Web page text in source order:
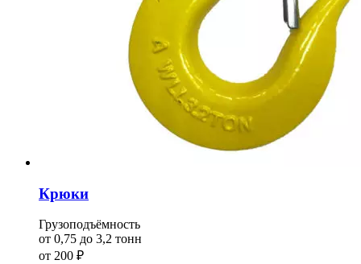
Крюки
Грузоподъёмность
от 0,75 до 3,2 тонн
от 200 ₽